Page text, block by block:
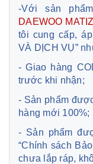
-Với sản
DAEWOO
tôi cung cấp,
VÀ DỊCH VỤ”
- Giao hàng
trước khi nhận;
- Sản phẩm
hàng mới 100%;
- Sản phẩm
“Chính sách
chưa lắp ráp,